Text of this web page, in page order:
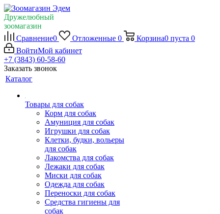
Дружелюбный
зоомагазин
Сравнение0 Отложенные 0 Корзина0 пуста 0
ВойтиМой кабинет
+7 (3843) 60-58-60
Заказать звонок
Каталог
Товары для собак
Корм для собак
Амуниция для собак
Игрушки для собак
Клетки, будки, вольеры
для собак
Лакомства для собак
Лежаки для собак
Миски для собак
Одежда для собак
Переноски для собак
Средства гигиены для
собак